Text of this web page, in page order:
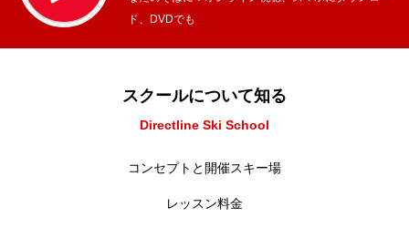
ド、DVDでも
スクールについて知る
Directline Ski School
コンセプトと開催スキー場
レッスン料金